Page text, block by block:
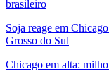
brasileiro
Soja reage em
Grosso do Sul
Chicago em alta: